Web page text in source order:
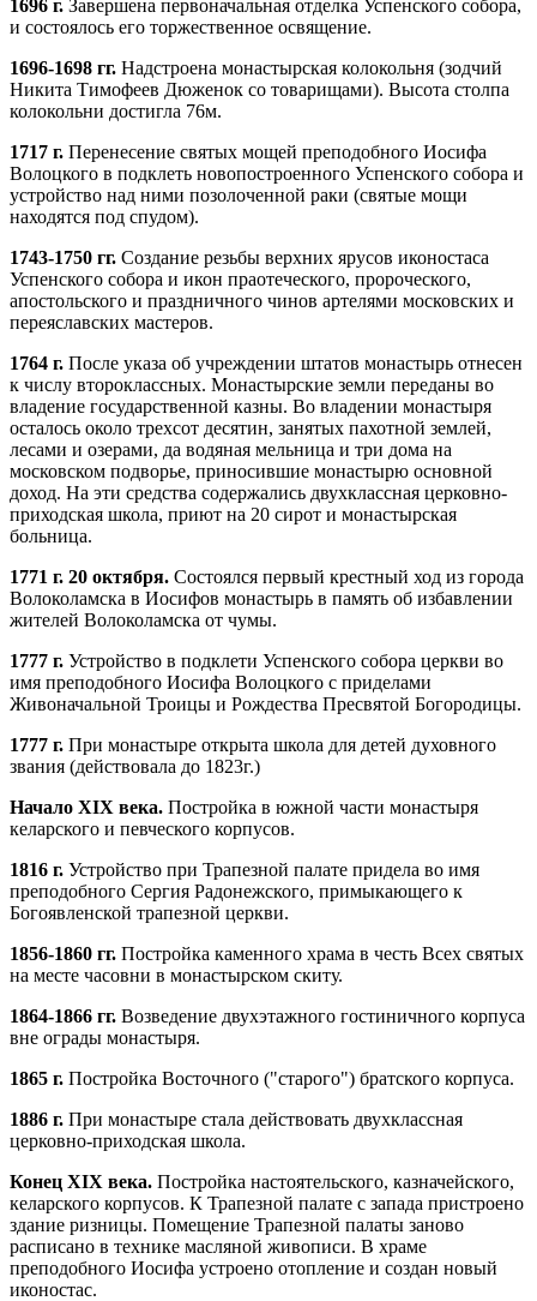
1696 г. Завершена первоначальная отделка Успенского собора,
и состоялось его торжественное освящение.
1696-1698 гг. Надстроена монастырская колокольня (зодчий
Никита Тимофеев Дюженок со товарищами). Высота столпа
колокольни достигла 76м.
1717 г. Перенесение святых мощей преподобного Иосифа
Волоцкого в подклеть новопостроенного Успенского собора и
устройство над ними позолоченной раки (святые мощи
находятся под спудом).
1743-1750 гг. Создание резьбы верхних ярусов иконостаса
Успенского собора и икон праотеческого, пророческого,
апостольского и праздничного чинов артелями московских и
переяславских мастеров.
1764 г. После указа об учреждении штатов монастырь отнесен
к числу второклассных. Монастырские земли переданы во
владение государственной казны. Во владении монастыря
осталось около трехсот десятин, занятых пахотной землей,
лесами и озерами, да водяная мельница и три дома на
московском подворье, приносившие монастырю основной
доход. На эти средства содержались двухклассная церковно-
приходская школа, приют на 20 сирот и монастырская
больница.
1771 г. 20 октября. Состоялся первый крестный ход из города
Волоколамска в Иосифов монастырь в память об избавлении
жителей Волоколамска от чумы.
1777 г. Устройство в подклети Успенского собора церкви во
имя преподобного Иосифа Волоцкого с приделами
Живоначальной Троицы и Рождества Пресвятой Богородицы.
1777 г. При монастыре открыта школа для детей духовного
звания (действовала до 1823г.)
Начало XIX века. Постройка в южной части монастыря
келарского и певческого корпусов.
1816 г. Устройство при Трапезной палате придела во имя
преподобного Сергия Радонежского, примыкающего к
Богоявленской трапезной церкви.
1856-1860 гг. Постройка каменного храма в честь Всех святых
на месте часовни в монастырском скиту.
1864-1866 гг. Возведение двухэтажного гостиничного корпуса
вне ограды монастыря.
1865 г. Постройка Восточного ("старого") братского корпуса.
1886 г. При монастыре стала действовать двухклассная
церковно-приходская школа.
Конец XIX века. Постройка настоятельского, казначейского,
келарского корпусов. К Трапезной палате с запада пристроено
здание ризницы. Помещение Трапезной палаты заново
расписано в технике масляной живописи. В храме
преподобного Иосифа устроено отопление и создан новый
иконостас.